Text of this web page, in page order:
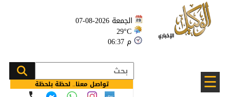
الجمعة 2026-08-07
29°C
06:37 م
☰ تواصل معنا.. لحظة بلحظة